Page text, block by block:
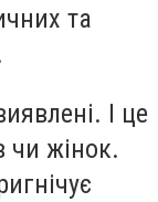
та
І це
чи жінок.